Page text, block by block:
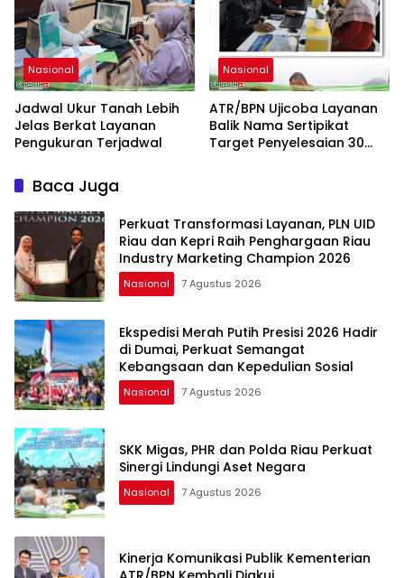
Nasional
Jadwal Ukur Tanah Lebih
Jelas Berkat Layanan
Pengukuran Terjadwal
Nasional
ATR/BPN Ujicoba Layanan
Balik Nama Sertipikat
Target Penyelesaian 30
Baca Juga
Perkuat Transformasi Layanan, PLN UID
Riau dan Kepri Raih Penghargaan Riau
Industry Marketing Champion 2026
Nasional 7 Agustus 2026
Ekspedisi Merah Putih Presisi 2026 Hadir
di Dumai, Perkuat Semangat
Kebangsaan dan Kepedulian Sosial
Nasional 7 Agustus 2026
SKK Migas, PHR dan Polda Riau Perkuat
Sinergi Lindungi Aset Negara
Nasional 7 Agustus 2026
Kinerja Komunikasi Publik Kementerian